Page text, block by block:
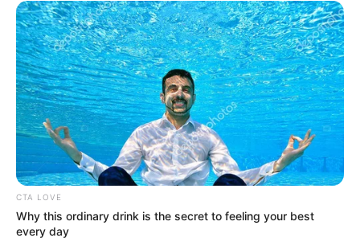
8 Kata Lucu Seputar Malam
Minggu ala Jomblo yang Bikin
Ngenes
10 Desain Kanopi Tempat
Tidur, Serasa Beristirahat di
Kamar Raja
CTA LOVE
Why this ordinary drink is the secret to feeling your best
every day